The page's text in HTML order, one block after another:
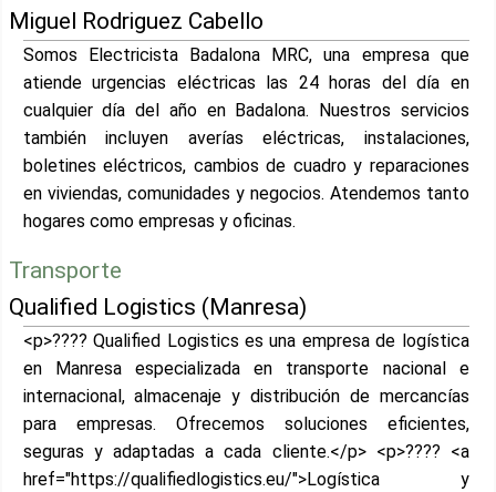
Miguel Rodriguez Cabello
Somos Electricista Badalona MRC, una empresa que
atiende urgencias eléctricas las 24 horas del día en
cualquier día del año en Badalona. Nuestros servicios
también incluyen averías eléctricas, instalaciones,
boletines eléctricos, cambios de cuadro y reparaciones
en viviendas, comunidades y negocios. Atendemos tanto
hogares como empresas y oficinas.
Transporte
Qualified Logistics (Manresa)
<p>???? Qualified Logistics es una empresa de logística
en Manresa especializada en transporte nacional e
internacional, almacenaje y distribución de mercancías
para empresas. Ofrecemos soluciones eficientes,
seguras y adaptadas a cada cliente.</p> <p>???? <a
href="https://qualifiedlogistics.eu/">Logística y